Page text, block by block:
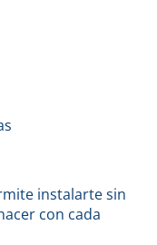
instalarte sin
con cada